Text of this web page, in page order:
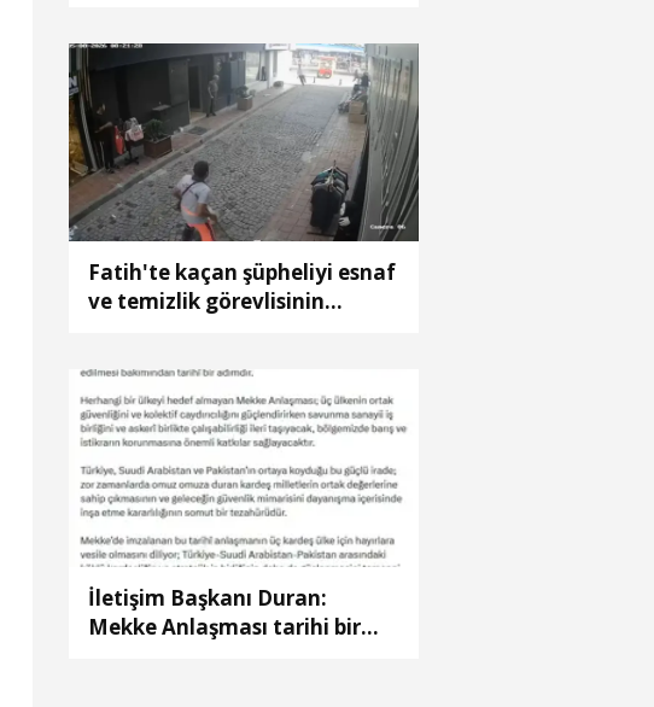
Fatih'te kaçan şüpheliyi esnaf
ve temizlik görevlisinin
İletişim Başkanı Duran:
Mekke Anlaşması tarihi bir